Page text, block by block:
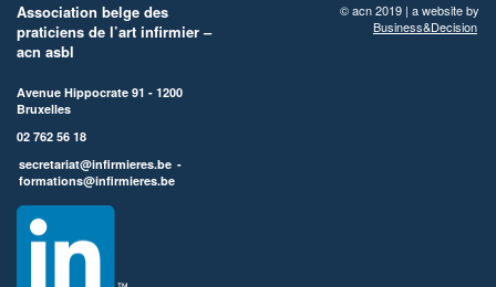
Association belge des
praticiens de l’art infirmier –
acn asbl
Avenue Hippocrate 91 - 1200
Bruxelles
02 762 56 18
secretariat@infirmieres.be -
formations@infirmieres.be
© acn 2019 | a website by
Business&Decision